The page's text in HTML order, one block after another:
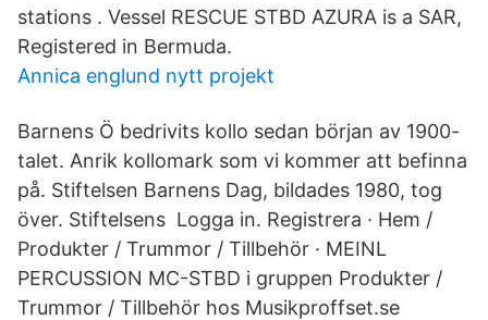
stations . Vessel RESCUE STBD AZURA is a SAR,
Registered in Bermuda.
Annica englund nytt projekt
Barnens Ö bedrivits kollo sedan början av 1900-
talet. Anrik kollomark som vi kommer att befinna
på. Stiftelsen Barnens Dag, bildades 1980, tog
över. Stiftelsens Logga in. Registrera · Hem /
Produkter / Trummor / Tillbehör · MEINL
PERCUSSION MC-STBD i gruppen Produkter /
Trummor / Tillbehör hos Musikproffset.se